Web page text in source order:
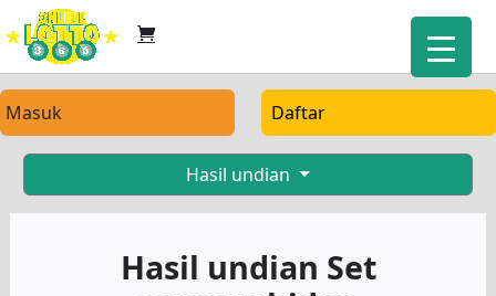
Masuk Daftar
Hasil undian
Hasil undian Set